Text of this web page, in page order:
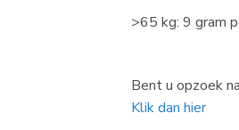
>65 kg: 9 gram
Bent u opzoek
Klik dan hier